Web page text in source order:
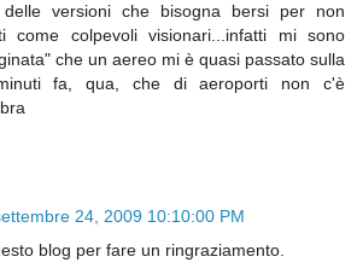
versioni che bisogna bersi per non
come colpevoli visionari...infatti mi sono
che un aereo mi è quasi passato sulla
fa, qua, che di aeroporti non c'è
24, 2009 10:10:00 PM
blog per fare un ringraziamento.